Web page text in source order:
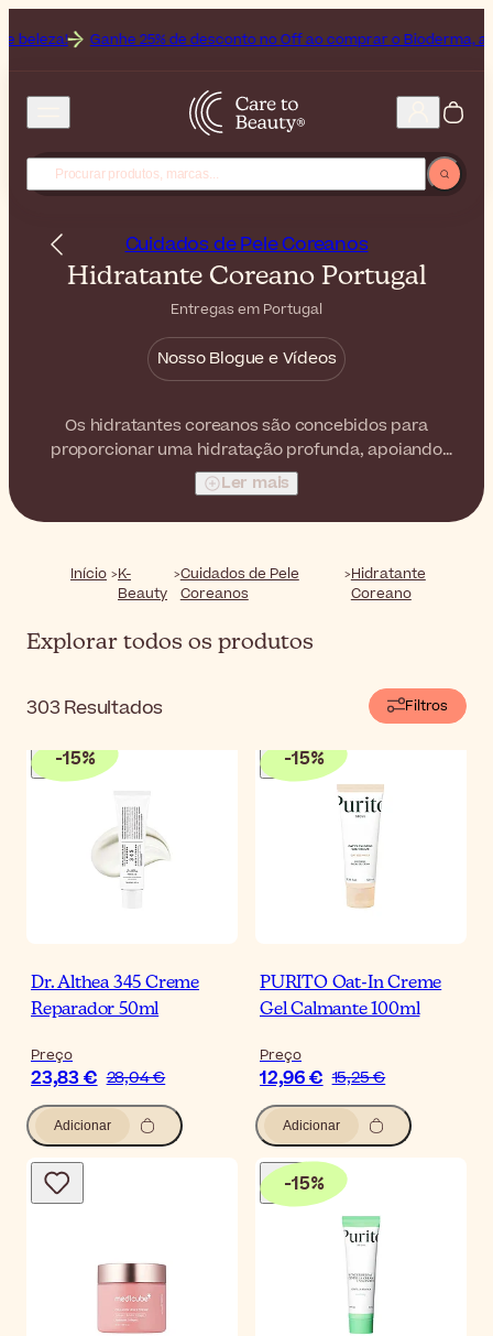
25% de desconto no Off ao comprar o Bioderma, a Marca do Mês
Cuidados de Pele Coreanos
Hidratante Coreano Portugal
Entregas em Portugal
Nosso Blogue e Vídeos
Os hidratantes coreanos são concebidos para
proporcionar uma hidratação profunda, apoiando
simultaneamente a barreira protetora natural da pele.
Formulados com ingredientes de ponta e com texturas
inovadoras, estes hidratantes ajudam-na a manter a
Ler mais
Início
K-
Beauty
Cuidados de Pele
Coreanos
Hidratante
Coreano
Explorar todos os produtos
303 Resultados Filtros
-15%
Dr. Althea 345 Creme
Reparador 50ml
Preço
23,83 € 28,04 €
Adicionar
-15%
PURITO Oat-In Creme
Gel Calmante 100ml
Preço
12,96 € 15,25 €
Adicionar
-15%